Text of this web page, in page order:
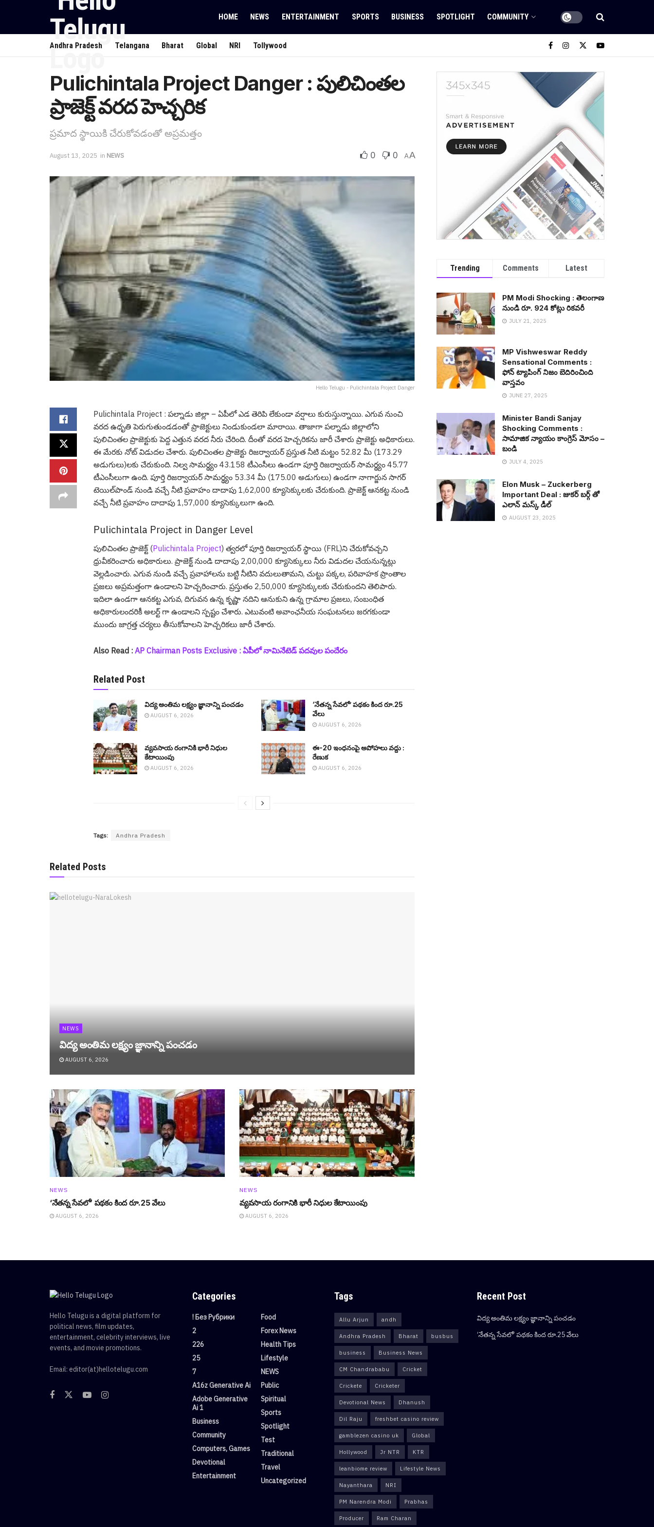
HOME NEWS ENTERTAINMENT SPORTS BUSINESS SPOTLIGHT COMMUNITY
Andhra Pradesh Telangana Bharat Global NRI Tollywood
Pulichintala Project Danger : పులిచింతల
ప్రాజెక్ట్ వరద హెచ్చరిక
ప్ర‌మాద స్థాయికి చేరుకోవ‌డంతో అప్ర‌మ‌త్తం
August 13, 2025 in NEWS 0 0 AA
Hello Telugu - Pulichintala Project Danger
Pulichintala Project : ప‌ల్నాడు జిల్లా – ఏపీలో ఎడ తెరిపి లేకుండా వ‌ర్షాలు కురుస్తున్నాయి. ఎగువ నుంచి
వ‌ర‌ద ఉధృతి పెరుగుతుండ‌డంతో ప్రాజెక్టులు నిండుకుండ‌లా మారాయి. తాజాగా ప‌ల్నాడు జిల్లాలోని
పులిచింతల ప్రాజెక్టుకు పెద్ద ఎత్తున వ‌ర‌ద నీరు చేరింది. దీంతో వ‌ర‌ద హెచ్చ‌రిక‌ను జారీ చేశారు ప్రాజెక్టు అధికారులు.
ఈ మేర‌కు నోట్ విడుద‌ల చేశారు. పులిచింతల ప్రాజెక్టు రిజర్వాయర్ ప్రస్తుత నీటి మట్టం 52.82 మీ (173.29
అడుగులు)ల‌కు చేరుకుంది. నిల్వ సామర్థ్యం 43.158 టీఎంసీలు ఉండ‌గా పూర్తి రిజర్వాయర్ సామర్థ్యం 45.77
టీఎంసీలుగా ఉంది. పూర్తి రిజర్వాయర్ సామర్థ్యం 53.34 మీ (175.00 అడుగులు) ఉండ‌గా నాగార్జున సాగర్
టెయిల్‌పాండ్ నుండి వచ్చే నీటి ప్రవాహం దాదాపు 1,62,000 క్యూసెక్కుల‌కు చేరుకుంది. ప్రాజెక్ట్ ఆనకట్ట నుండి
వచ్చే నీటి ప్రవాహం దాదాపు 1,57,000 క్యూసెక్కులుగా ఉంది.
Pulichintala Project in Danger Level
పులిచింతల ప్రాజెక్ట్ (Pulichintala Project) త్వరలో పూర్తి రిజర్వాయర్ స్థాయి (FRL)ని చేరుకోవచ్చని
ధ్రువీకరించారు అధికారులు. ప్రాజెక్ట్ నుండి దాదాపు 2,00,000 క్యూసెక్కులు నీరు విడుదల చేయనున్నట్లు
వెల్ల‌డించారు. ఎగువ నుండి వచ్చే ప్రవాహాలను బట్టి నీటిని వ‌దులుతామ‌ని, చుట్టు ప‌క్క‌ల‌, ప‌రివాహ‌క ప్రాంతాల
ప్ర‌జ‌లు అప్ర‌మత్తంగా ఉండాల‌ని హెచ్చ‌రించారు. ప్ర‌స్తుతం 2,50,000 క్యూసెక్కుల‌కు చేరుకుంద‌ని తెలిపారు.
ఇదిలా ఉండ‌గా ఆనకట్ట ఎగువ, దిగువన ఉన్న కృష్ణా నదిని ఆనుకుని ఉన్న గ్రామాల ప్రజలు, సంబంధిత
అధికారులందరికీ అల‌ర్ట్ గా ఉండాల‌ని స్ప‌ష్టం చేశారు. ఎటువంటి అవాంఛనీయ సంఘటనలు జరగకుండా
ముందు జాగ్రత్త చర్యలు తీసుకోవాలని హెచ్చరికలు జారీ చేశారు.
Also Read : AP Chairman Posts Exclusive : ఏపీలో నామినేటెడ్ ప‌ద‌వుల పందేరం
Related Post
విద్య అంతిమ లక్ష్యం జ్ఞానాన్ని పంచడం
AUGUST 6, 2026
‘నేతన్న సేవలో’ పథకం కింద రూ.25
వేలు
AUGUST 6, 2026
వ్య‌వ‌సాయ రంగానికి భారీ నిధుల
కేటాయింపు
AUGUST 6, 2026
ఈ-20 ఇంధనంపై అపోహలు వద్దు :
రేణుక‌
AUGUST 6, 2026
Tags: Andhra Pradesh
Related Posts
NEWS
విద్య అంతిమ లక్ష్యం జ్ఞానాన్ని పంచడం
AUGUST 6, 2026
NEWS
‘నేతన్న సేవలో’ పథకం కింద రూ.25 వేలు
AUGUST 6, 2026
NEWS
వ్య‌వ‌సాయ రంగానికి భారీ నిధుల కేటాయింపు
AUGUST 6, 2026
Trending Comments Latest
PM Modi Shocking : తెలంగాణ
నుండి రూ. 924 కోట్లు రిక‌వ‌రీ
JULY 21, 2025
MP Vishweswar Reddy
Sensational Comments :
ఫోన్ ట్యాపింగ్ నిజం బెదిరించింది
వాస్త‌వం
JUNE 27, 2025
Minister Bandi Sanjay
Shocking Comments :
సామాజిక న్యాయం కాంగ్రెస్ మోసం –
బండి
JULY 4, 2025
Elon Musk – Zuckerberg
Important Deal : జుక‌ర్ బ‌ర్గ్ తో
ఎలాన్ మ‌స్క్ డీల్
AUGUST 23, 2025
Hello Telugu is a digital platform for
political news, film updates,
entertainment, celebrity interviews, live
events, and movie promotions.
Email: editor(at)hellotelugu.com
Categories
! Без Рубрики
2
226
25
7
A16z Generative Ai
Adobe Generative
Ai 1
Business
Community
Computers, Games
Devotional
Entertainment
Food
Forex News
Health Tips
Lifestyle
NEWS
Public
Spiritual
Sports
Spotlight
Test
Traditional
Travel
Uncategorized
Tags
Allu Arjun andh
Andhra Pradesh Bharat busbus
business Business News
CM Chandrababu Cricket
Crickete Cricketer
Devotional News Dhanush
Dil Raju freshbet casino review
gamblezen casino uk Global
Hollywood Jr NTR KTR
leanbiome review Lifestyle News
Nayanthara NRI
PM Narendra Modi Prabhas
Producer Ram Charan
Recent Post
విద్య అంతిమ లక్ష్యం జ్ఞానాన్ని పంచడం
‘నేతన్న సేవలో’ పథకం కింద రూ.25 వేలు